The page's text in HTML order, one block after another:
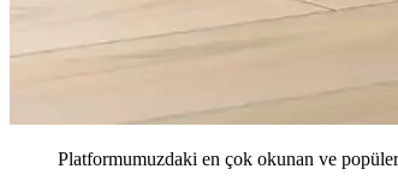
Platformumuzdaki en çok okunan ve